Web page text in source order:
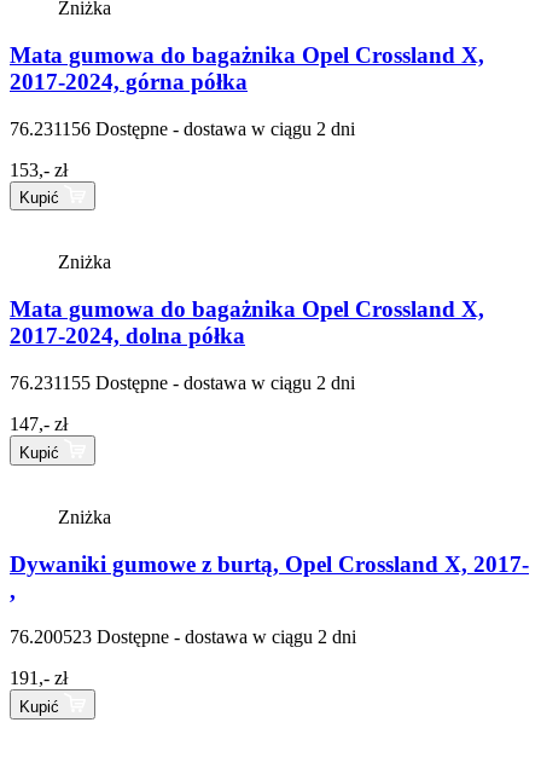
Zniżka
Mata gumowa do bagażnika Opel Crossland X,
2017-2024, górna półka
76.231156 Dostępne - dostawa w ciągu 2 dni
153,- zł
Kupić
Zniżka
Mata gumowa do bagażnika Opel Crossland X,
2017-2024, dolna półka
76.231155 Dostępne - dostawa w ciągu 2 dni
147,- zł
Kupić
Zniżka
Dywaniki gumowe z burtą, Opel Crossland X, 2017-
,
76.200523 Dostępne - dostawa w ciągu 2 dni
191,- zł
Kupić